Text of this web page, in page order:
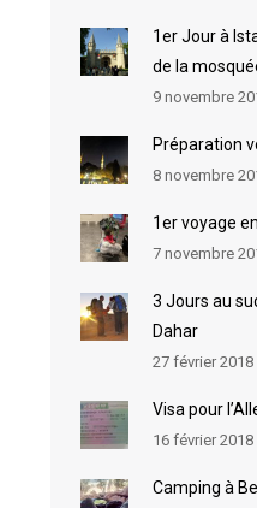
1er Jour à
de la
9 novembre
Préparation
8 novembre
1er voyage
7 novembre
3 Jours au
Dahar
27 février 2018
Visa pour
16 février 2018
Camping à